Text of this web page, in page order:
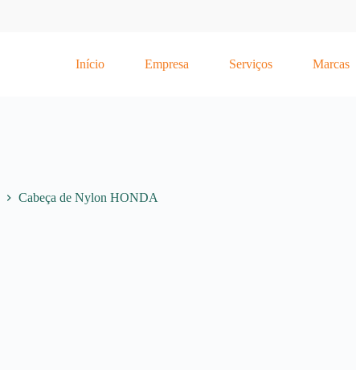
Início Empresa Serviços Marcas
Cabeça de Nylon HONDA